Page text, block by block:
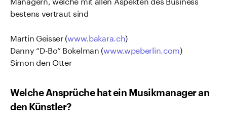
bestens vertraut sind
Martin Geisser (www.bakara.ch)
Danny “D-Bo“ Bokelman (www.wpeberlin.com)
Simon den Otter
Welche Ansprüche hat ein Musikmanager an
den Künstler?